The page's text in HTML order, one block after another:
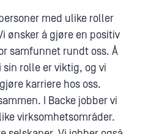
med ulike roller
ønsker å gjøre en positiv
samfunnet rundt oss. Å
rolle er viktig, og vi
karriere hos oss.
I Backe jobber vi
virksomhetsområder.